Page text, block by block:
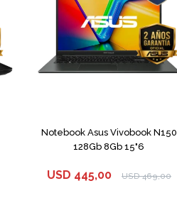
Notebook Asus Vivobook N150
128Gb 8Gb 15"6
USD 445,00 USD 469,00